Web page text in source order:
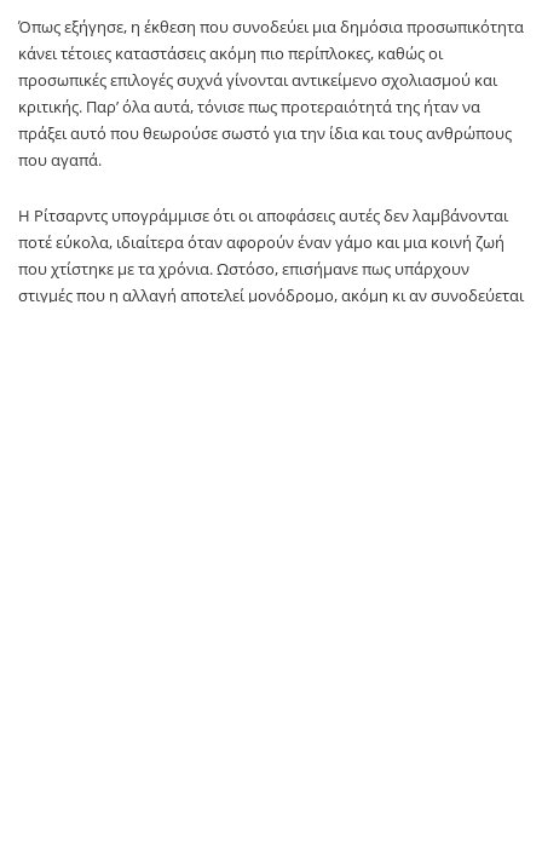
Όπως εξήγησε, η έκθεση που συνοδεύει μια δημόσια προσωπικότητα
κάνει τέτοιες καταστάσεις ακόμη πιο περίπλοκες, καθώς οι
προσωπικές επιλογές συχνά γίνονται αντικείμενο σχολιασμού και
κριτικής. Παρ’ όλα αυτά, τόνισε πως προτεραιότητά της ήταν να
πράξει αυτό που θεωρούσε σωστό για την ίδια και τους ανθρώπους
που αγαπά.
Η Ρίτσαρντς υπογράμμισε ότι οι αποφάσεις αυτές δεν λαμβάνονται
ποτέ εύκολα, ιδιαίτερα όταν αφορούν έναν γάμο και μια κοινή ζωή
που χτίστηκε με τα χρόνια. Ωστόσο, επισήμανε πως υπάρχουν
στιγμές που η αλλαγή αποτελεί μονόδρομο, ακόμη κι αν συνοδεύεται